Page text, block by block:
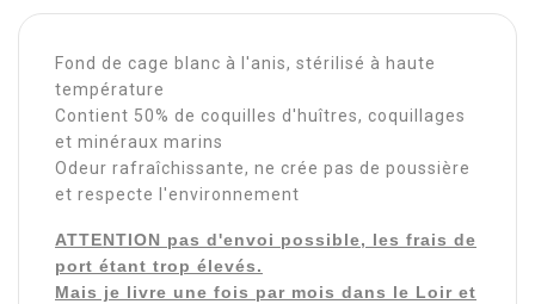
Fond de cage blanc à l'anis, stérilisé à haute
température
Contient 50% de coquilles d'huîtres, coquillages
et minéraux marins
Odeur rafraîchissante, ne crée pas de poussière
et respecte l'environnement
ATTENTION pas d'envoi possible, les frais de
port étant trop élevés.
Mais je livre une fois par mois dans le Loir et